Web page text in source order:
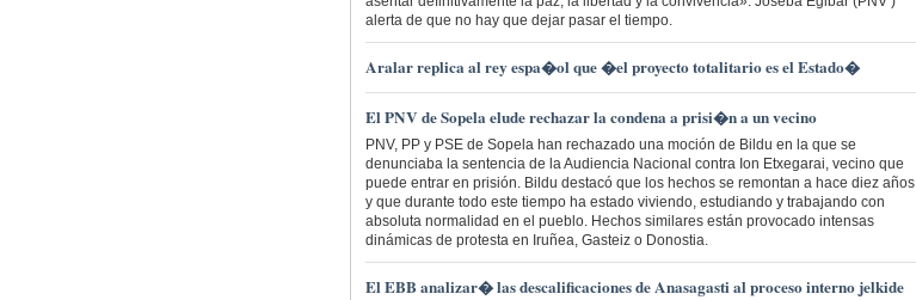
alerta de que no hay que dejar pasar el tiempo.
Aralar replica al rey espa�ol que �el proyecto totalitario es el Estado�
El PNV de Sopela elude rechazar la condena a prisi�n a un vecino
PNV, PP y PSE de Sopela han rechazado una moción de Bildu en la que se
denunciaba la sentencia de la Audiencia Nacional contra Ion Etxegarai, vecino que
puede entrar en prisión. Bildu destacó que los hechos se remontan a hace diez años
y que durante todo este tiempo ha estado viviendo, estudiando y trabajando con
absoluta normalidad en el pueblo. Hechos similares están provocado intensas
dinámicas de protesta en Iruñea, Gasteiz o Donostia.
El EBB analizar� las descalificaciones de Anasagasti al proceso interno jelkide